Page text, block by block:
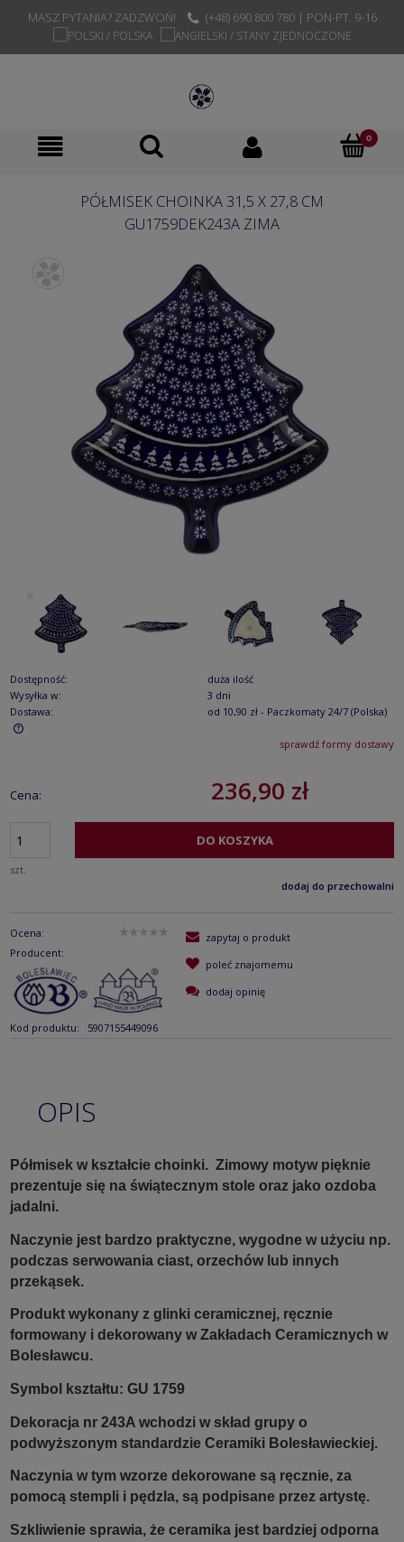
MASZ PYTANIA? ZADZWOŃ! (+48) 690 800 780 | PON-PT. 9-16
PÓŁMISEK CHOINKA 31,5 X 27,8 CM
GU1759DEK243A ZIMA
Dostępność:
duża ilość
Wysyłka w:
3 dni
Dostawa:
od 10,90 zł - Paczkomaty 24/7 (Polska)
Cena nie zawiera ewentualnych kosztów płatnościsprawdź formy dostawy
Cena: 236,90 zł
szt.
DO KOSZYKA
dodaj do przechowalni
Ocena:
Producent:
Kod produktu: 5907155449096
zapytaj o produkt
poleć znajomemu
dodaj opinię
OPIS
Półmisek w kształcie choinki. Zimowy motyw pięknie
prezentuje się na świątecznym stole oraz jako ozdoba
jadalni.
Naczynie jest bardzo praktyczne, wygodne w użyciu np.
podczas serwowania ciast, orzechów lub innych
przekąsek.
Produkt wykonany z glinki ceramicznej, ręcznie
formowany i dekorowany w Zakładach Ceramicznych w
Bolesławcu.
Symbol kształtu: GU 1759
Dekoracja nr 243A wchodzi w skład grupy o
podwyższonym standardzie Ceramiki Bolesławieckiej.
Naczynia w tym wzorze dekorowane są ręcznie, za
pomocą stempli i pędzla, są podpisane przez artystę.
Szkliwienie sprawia, że ceramika jest bardziej odporna